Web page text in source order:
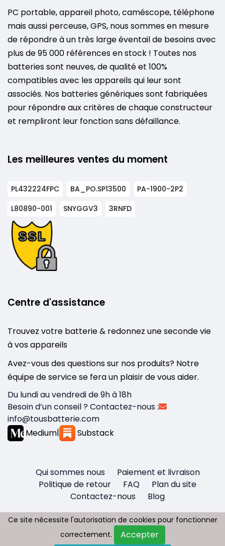
PC portable, appareil photo, caméscope, téléphone
mais aussi perceuse, GPS, nous sommes en mesure
de répondre à un très large éventail de besoins avec
plus de 95 000 références en stock ! Toutes nos
batteries sont neuves, de qualité et 100%
compatibles avec les appareils qui leur sont
associés. Nos batteries génériques sont fabriquées
pour répondre aux critères de chaque constructeur
et rempliront leur fonction sans défaillance.
Les meilleures ventes du moment
PL432224FPC BA_PO.SP13500
PA-1900-2P2
L80890-001
SNYGGV3 3RNFD
Centre d'assistance
Trouvez votre batterie & redonnez une seconde vie
à vos appareils
Avez-vous des questions sur nos produits? Notre
équipe de service se fera un plaisir de vous aider.
Du lundi au vendredi de 9h à 18h
Besoin d’un conseil ? Contactez-nous :
info@tousbatterie.com
Medium| Substack
Qui sommes nous
Paiement et livraison
Politique de retour
FAQ
Plan du site
Contactez-nous
Blog
Copyright © 2026 - Tous droit réservés
Ce site nécessite l'autorisation de cookies pour fonctionner
correctement.
Accepter
Ce site nécessite l'autorisation de cookies pour fonctionner
correctement.
Accepter